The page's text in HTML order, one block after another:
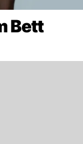
Bett